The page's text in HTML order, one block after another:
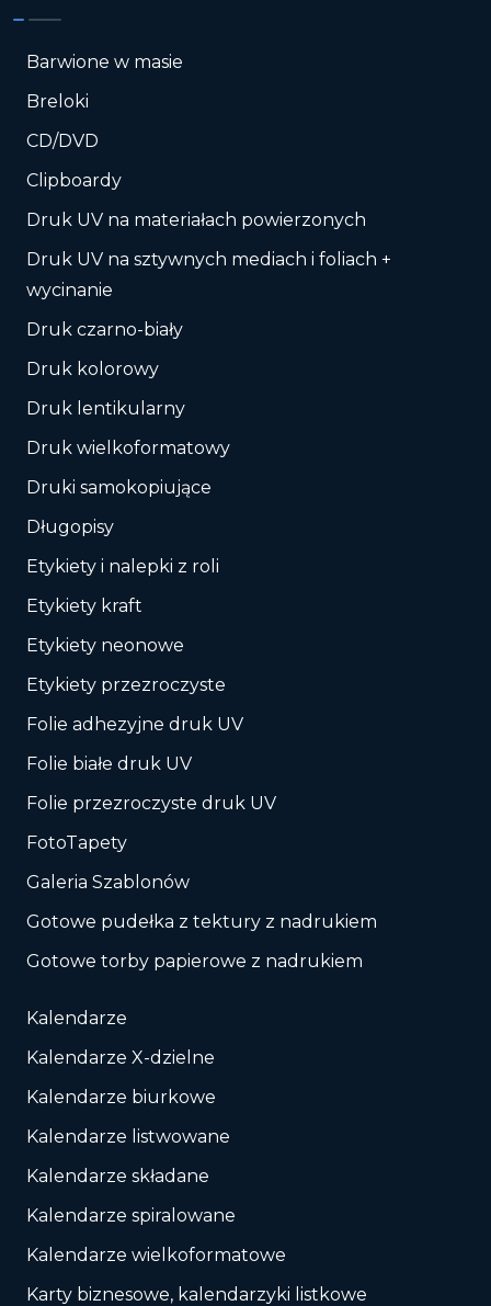
Barwione w masie
Breloki
CD/DVD
Clipboardy
Druk UV na materiałach powierzonych
Druk UV na sztywnych mediach i foliach +
wycinanie
Druk czarno-biały
Druk kolorowy
Druk lentikularny
Druk wielkoformatowy
Druki samokopiujące
Długopisy
Etykiety i nalepki z roli
Etykiety kraft
Etykiety neonowe
Etykiety przezroczyste
Folie adhezyjne druk UV
Folie białe druk UV
Folie przezroczyste druk UV
FotoTapety
Galeria Szablonów
Gotowe pudełka z tektury z nadrukiem
Gotowe torby papierowe z nadrukiem
Kalendarze
Kalendarze X-dzielne
Kalendarze biurkowe
Kalendarze listwowane
Kalendarze składane
Kalendarze spiralowane
Kalendarze wielkoformatowe
Karty biznesowe, kalendarzyki listkowe